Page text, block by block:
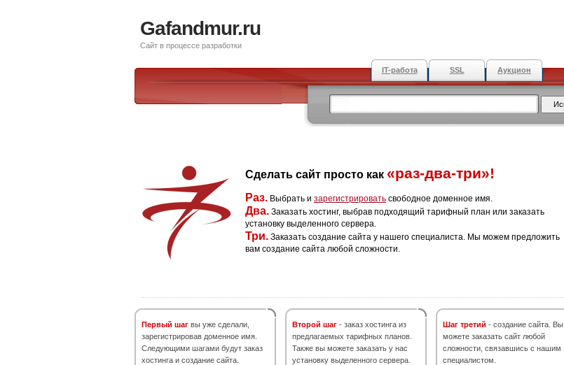
Gafandmur.ru
Сайт в процессе разработки
IT-работа SSL Аукцион
Сделать сайт просто как «раз-два-три»!
Раз. Выбрать и зарегистрировать свободное доменное имя.
Два. Заказать хостинг, выбрав подходящий тарифный план или заказать
установку выделенного сервера.
Три. Заказать создание сайта у нашего специалиста. Мы можем предложить
вам создание сайта любой сложности.
Первый шаг вы уже сделали,
зарегистрировав доменное имя.
Следующими шагами будут заказ
хостинга и создание сайта.
Второй шаг - заказ хостинга из
предлагаемых тарифных планов.
Также вы можете заказать у нас
установку выделенного сервера.
Шаг третий - создание сайта. Вы
можете заказать сайт любой
сложности, связавшись с нашим
специалистом.